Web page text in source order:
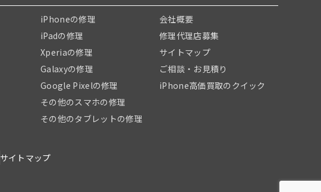
iPhoneの修理
iPadの修理
Xperiaの修理
Galaxyの修理
Google Pixelの修理
その他のスマホの修理
その他のタブレットの修理
会社概要
修理代理店募集
サイトマップ
ご相談・お見積り
iPhone高価買取のクイック
サイトマップ